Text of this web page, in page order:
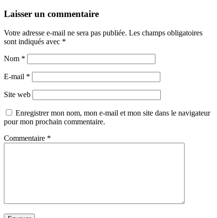
Laisser un commentaire
Votre adresse e-mail ne sera pas publiée. Les champs obligatoires
sont indiqués avec *
Nom *
E-mail *
Site web
Enregistrer mon nom, mon e-mail et mon site dans le navigateur
pour mon prochain commentaire.
Commentaire *